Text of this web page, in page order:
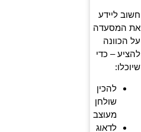
חשוב ליידע
את המסעדה
על הכוונה
להציע – כדי
שיוכלו:
להכין
שולחן
מעוצב
לדאוג